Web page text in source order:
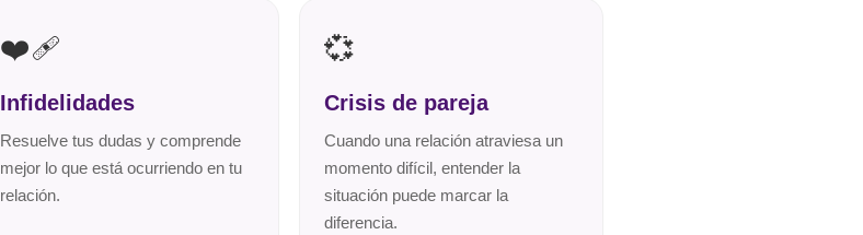
❤️‍🩹
Infidelidades
Resuelve tus dudas y comprende
mejor lo que está ocurriendo en tu
relación.
💞
Crisis de pareja
Cuando una relación atraviesa un
momento difícil, entender la
situación puede marcar la
diferencia.